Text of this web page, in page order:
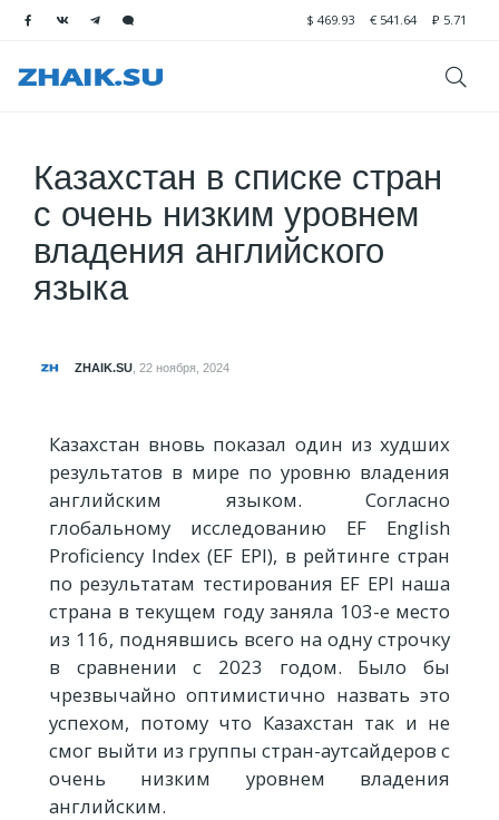
$ 469.93 € 541.64 ₽ 5.71
Казахстан в списке стран
с очень низким уровнем
владения английского
языка
ZHAIK.SU 22 ноября, 2024
Казахстан вновь показал один из худших
результатов в мире по уровню владения
английским языком. Согласно
глобальному исследованию EF English
Proficiency Index (EF EPI), в рейтинге стран
по результатам тестирования EF EPI наша
страна в текущем году заняла 103-е место
из 116, поднявшись всего на одну строчку
в сравнении с 2023 годом. Было бы
чрезвычайно оптимистично назвать это
успехом, потому что Казахстан так и не
смог выйти из группы стран-аутсайдеров с
очень низким уровнем владения
английским.